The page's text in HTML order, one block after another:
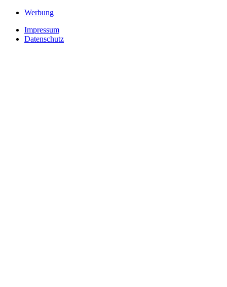
Werbung
Impressum
Datenschutz